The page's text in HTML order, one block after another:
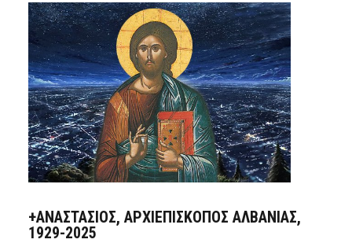
+ΑΝΑΣΤΆΣΙΟΣ, ΑΡΧΙΕΠΊΣΚΟΠΟΣ ΑΛΒΑΝΊΑΣ,
1929-2025